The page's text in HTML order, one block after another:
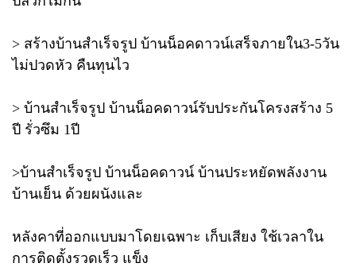
> สร้างบ้านสำเร็จรูป บ้านน็อคดาวน์เสร็จภายใน3-5วัน
ไม่ปวดหัว คืนทุนไว
> บ้านสำเร็จรูป บ้านน็อคดาวน์รับประกันโครงสร้าง 5
ปี รั่วซึม 1ปี
>บ้านสำเร็จรูป บ้านน็อคดาวน์ บ้านประหยัดพลังงาน
บ้านเย็น ด้วยผนังและ
หลังคาที่ออกแบบมาโดยเฉพาะ เก็บเสียง ใช้เวลาใน
การติดตั้งรวดเร็ว แข็ง